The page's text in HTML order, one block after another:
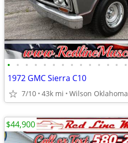
• • • • • • • • • • • • • •
1972 GMC Sierra C10
7/10 43k mi Wilson Oklahoma
$44,900